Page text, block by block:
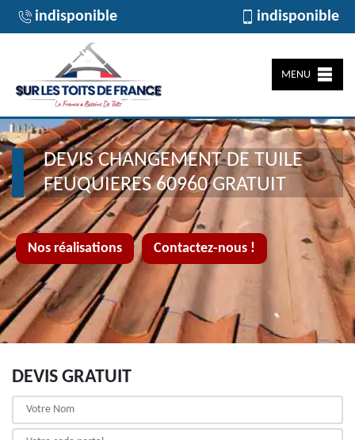
indisponible indisponible
MENU
Nos réalisations Contactez-nous !
DEVIS CHANGEMENT DE TUILE
FEUQUIERES 60960 GRATUIT
DEVIS GRATUIT